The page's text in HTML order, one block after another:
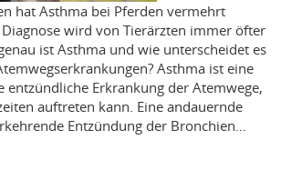
hat Asthma bei Pferden vermehrt
wird von Tierärzten immer öfter
ist Asthma und wie unterscheidet es
Asthma ist eine
entzündliche Erkrankung der Atemwege,
auftreten kann. Eine andauernde
Entzündung der Bronchien…